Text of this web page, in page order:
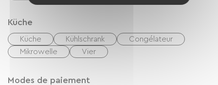
Küche
Küche Kühlschrank
Congélateur
Mikrowelle
Vier
Modes de paiement